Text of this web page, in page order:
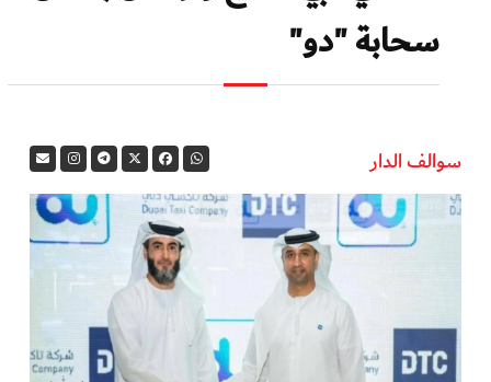
سوالف الدار
في المرمى
وثائقيات الخور
كوكب دبي
سحابة "دو"
سوالف الدار